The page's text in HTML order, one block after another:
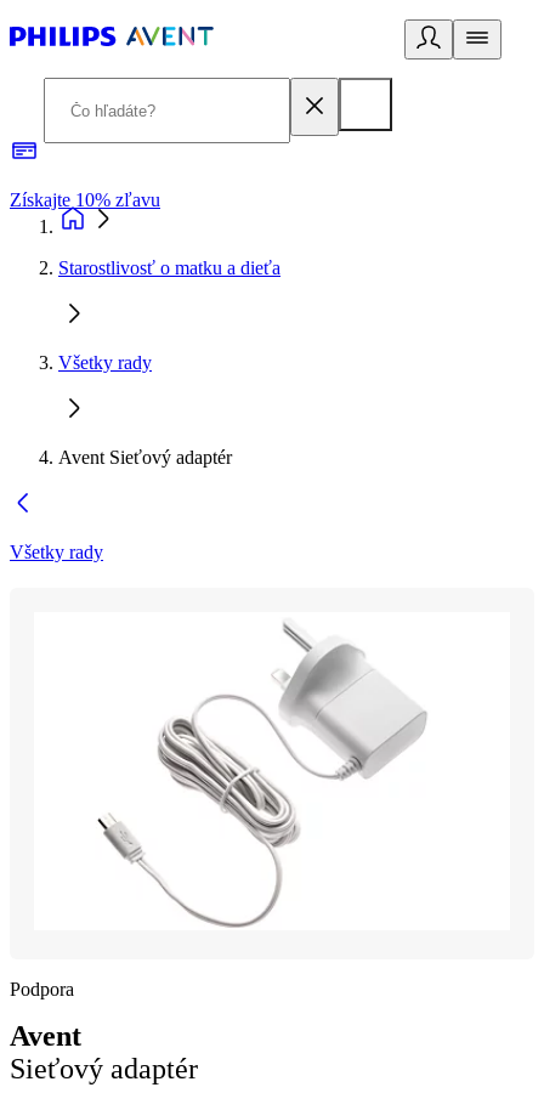
Získajte 10% zľavu
Starostlivosť o matku a dieťa
Všetky rady
Avent Sieťový adaptér
Všetky rady
Podpora
Avent
Sieťový adaptér